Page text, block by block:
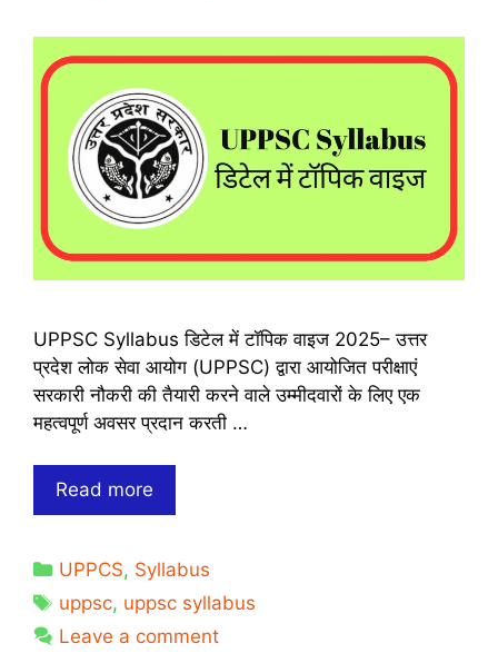
UPPSC Syllabus डिटेल में टॉपिक वाइज 2025– उत्तर
प्रदेश लोक सेवा आयोग (UPPSC) द्वारा आयोजित परीक्षाएं
सरकारी नौकरी की तैयारी करने वाले उम्मीदवारों के लिए एक
महत्वपूर्ण अवसर प्रदान करती …
Read more
Syllabus
में
टॉपिक
वाइज
Categories
UPPCS, Syllabus
Tags
uppsc, uppsc syllabus
Leave a comment